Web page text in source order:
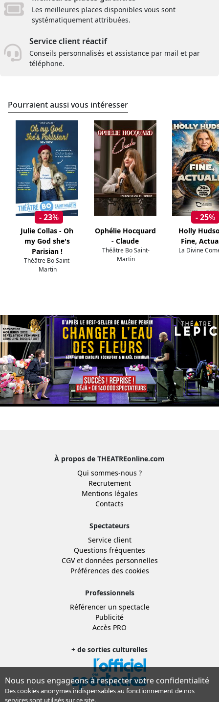
Les meilleures places disponibles vous sont
systématiquement attribuées.
Service client réactif
Conseils personnalisés et assistance par mail et par
téléphone.
Pourraient aussi vous intéresser
- 23%
Julie Collas - Oh
my God she's
Parisian !
Théâtre Bo Saint-
Martin
Ophélie Hocquard
- Claude
Théâtre Bo Saint-
Martin
- 25%
Holly
Fine,
La Divine
À propos de THEATREonline.com
Qui sommes-nous ?
Recrutement
Mentions légales
Contacts
Spectateurs
Service client
Questions fréquentes
CGVet données personnelles
Préférences des cookies
Professionnels
Référencer un spectacle
Publicité
Accès PRO
+ de sorties culturelles
Nous nous engageons à respecter votre confidentialité
Des cookies anonymes indispensables au fonctionnement de nos
services sont utilisés sur ce site.